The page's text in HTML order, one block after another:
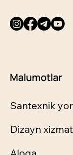
Malumotlar
Santexnik
Dizayn